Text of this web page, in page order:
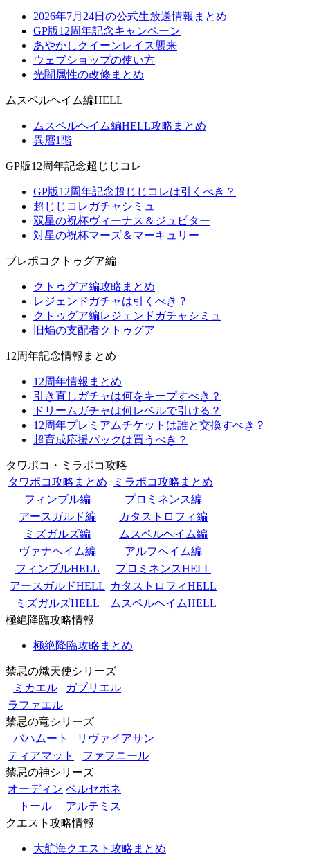
2026年7月24日の公式生放送情報まとめ
GP版12周年記念キャンペーン
あやかしクイーンレイス襲来
ウェブショップの使い方
光闇属性の改修まとめ
ムスペルヘイム編HELL
ムスペルヘイム編HELL攻略まとめ
異層1階
GP版12周年記念超じじコレ
GP版12周年記念超じじコレは引くべき？
超じじコレガチャシミュ
双星の祝杯ヴィーナス＆ジュピター
対星の祝杯マーズ＆マーキュリー
ブレポコクトゥグア編
クトゥグア編攻略まとめ
レジェンドガチャは引くべき？
クトゥグア編レジェンドガチャシミュ
旧焔の支配者クトゥグア
12周年記念情報まとめ
12周年情報まとめ
引き直しガチャは何をキープすべき？
ドリームガチャは何レベルで引ける？
12周年プレミアムチケットは誰と交換すべき？
超育成応援パックは買うべき？
タワポコ・ミラポコ攻略
タワポコ攻略まとめ
ミラポコ攻略まとめ
フィンブル編
プロミネンス編
アースガルド編
カタストロフィ編
ミズガルズ編
ムスペルヘイム編
ヴァナヘイム編
アルフヘイム編
フィンブルHELL
プロミネンスHELL
アースガルドHELL カタストロフィHELL
ミズガルズHELL
ムスペルヘイムHELL
極絶降臨攻略情報
極絶降臨攻略まとめ
禁忌の熾天使シリーズ
ミカエル
ガブリエル
ラファエル
禁忌の竜シリーズ
バハムート
リヴァイアサン
ティアマット
ファフニール
禁忌の神シリーズ
オーディン ペルセポネ
トール
アルテミス
クエスト攻略情報
大航海クエスト攻略まとめ